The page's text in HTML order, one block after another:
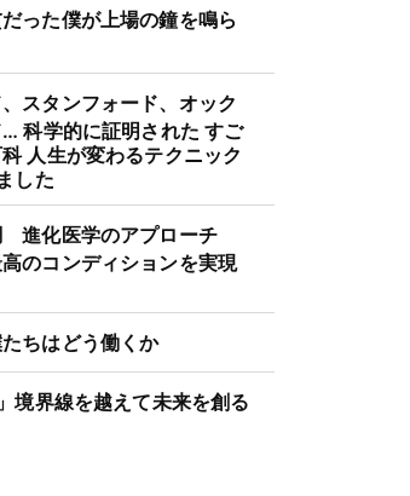
った僕が上場の鐘を鳴ら
スタンフォード、オック
科学的に証明された すご
人生が変わるテクニック
した
進化医学のアプローチ
のコンディションを実現
ちはどう働くか
境界線を越えて未来を創る